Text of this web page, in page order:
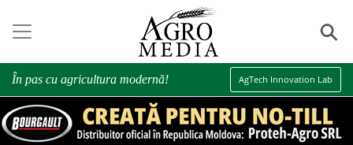
⚲
În pas cu agricultura modernă! AgTech Innovation Lab